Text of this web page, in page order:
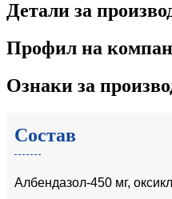
Детали за
Профил на
Ознаки за
Состав
Албендазол-450 мг,